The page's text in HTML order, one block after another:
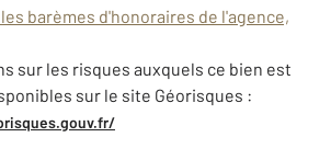
barèmes d'honoraires de l'agence,
sur les risques auxquels ce bien est
sur le site Géorisques :